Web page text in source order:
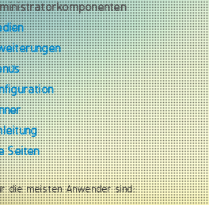
Seiten
die meisten Anwender sind: